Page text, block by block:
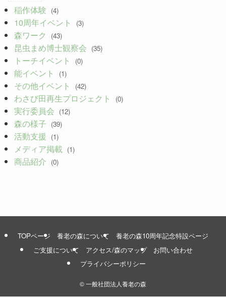
稲作体験 (4)
10周年イベント (3)
森ワーク (43)
昆虫まめ博士観察会 (35)
トーチイベント (0)
能イベント (1)
その他イベント (42)
わさび田再生プロジェクト (0)
実行委員会 (12)
森の様子 (39)
活動支援 (1)
メディア掲載 (1)
商品紹介 (0)
TOPページ 養老の森について
養老の森10周年記念特設ページ
ご支援について
アクセス/森のマップ
お問い合わせ
プライバシーポリシー
©一般社団法人養老の森